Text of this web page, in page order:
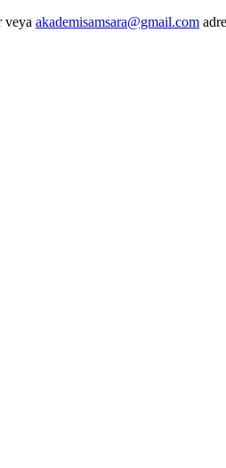
veya akademisamsara@gmail.com